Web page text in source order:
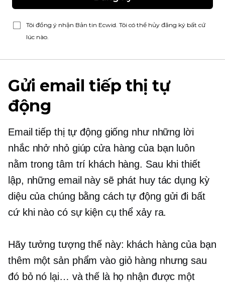
Tôi đồng ý nhận Bản tin Ecwid. Tôi có thể hủy đăng ký bất cứ
lúc nào.
Gửi email tiếp thị tự
động
Email tiếp thị tự động giống như những lời
nhắc nhở nhỏ giúp cửa hàng của bạn luôn
nằm trong tâm trí khách hàng. Sau khi thiết
lập, những email này sẽ phát huy tác dụng kỳ
diệu của chúng bằng cách tự động gửi đi bất
cứ khi nào có sự kiện cụ thể xảy ra.
Hãy tưởng tượng thế này: khách hàng của bạn
thêm một sản phẩm vào giỏ hàng nhưng sau
đó bỏ nó lại… và thế là họ nhận được một